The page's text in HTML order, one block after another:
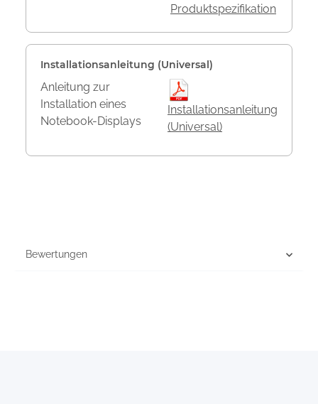
Produktspezifikation
Installationsanleitung (Universal)
Anleitung zur
Installation eines
Notebook-Displays
Installationsanleitung
(Universal)
Bewertungen